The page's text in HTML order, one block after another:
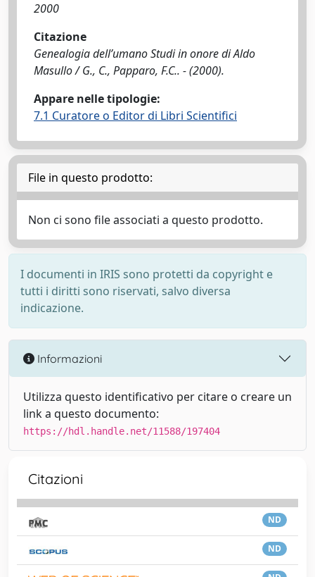
2000
Citazione
Genealogia dell’umano Studi in onore di Aldo
Masullo / G., C., Papparo, F.C.. - (2000).
Appare nelle tipologie:
7.1 Curatore o Editor di Libri Scientifici
File in questo prodotto:
Non ci sono file associati a questo prodotto.
I documenti in IRIS sono protetti da copyright e
tutti i diritti sono riservati, salvo diversa
indicazione.
Informazioni
Utilizza questo identificativo per citare o creare un
link a questo documento:
https://hdl.handle.net/11588/197404
Citazioni
ND
ND